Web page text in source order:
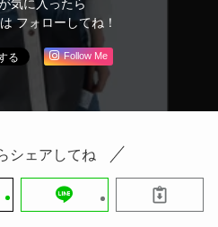
気に入ったら
フォローしてね！
Follow Me
シェアしてね